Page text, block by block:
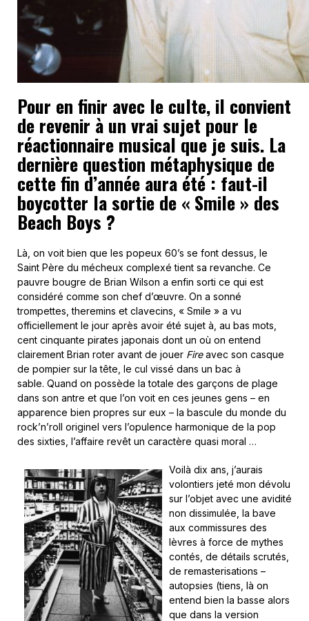
Pour en finir avec le culte, il convient
de revenir à un vrai sujet pour le
réactionnaire musical que je suis. La
dernière question métaphysique de
cette fin d’année aura été : faut-il
boycotter la sortie de « Smile » des
Beach Boys ?
Là, on voit bien que les popeux 60’s se font dessus, le
Saint Père du mécheux complexé tient sa revanche. Ce
pauvre bougre de Brian Wilson a enfin sorti ce qui est
considéré comme son chef d’œuvre. On a sonné
trompettes, theremins et clavecins, « Smile » a vu
officiellement le jour après avoir été sujet à, au bas mots,
cent cinquante pirates japonais dont un où on entend
clairement Brian roter avant de jouer Fireavec son casque
de pompier sur la tête, le cul vissé dans un bac à
sable. Quand on possède la totale des garçons de plage
dans son antre et que l’on voit en ces jeunes gens – en
apparence bien propres sur eux – la bascule du monde du
rock’n’roll originel vers l’opulence harmonique de la pop
des sixties, l’affaire revêt un caractère quasi moral …
Voilà dix ans, j’aurais
volontiers jeté mon dévolu
sur l’objet avec une avidité
non dissimulée, la bave
aux commissures des
lèvres à force de mythes
contés, de détails scrutés,
de remasterisations –
autopsies (tiens, là on
entend bien la basse alors
que dans la version